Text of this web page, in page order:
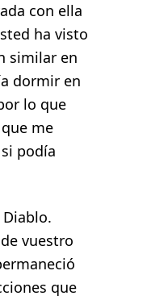
con ella
ha visto
similar en
dormir en
lo que
me
podía
vuestro
que